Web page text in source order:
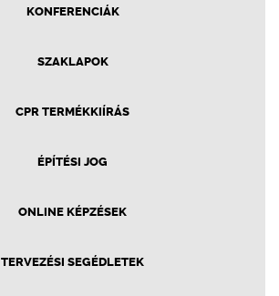
KONFERENCIÁK
SZAKLAPOK
CPR TERMÉKKIÍRÁS
ÉPÍTÉSI JOG
ONLINE KÉPZÉSEK
TERVEZÉSI SEGÉDLETEK